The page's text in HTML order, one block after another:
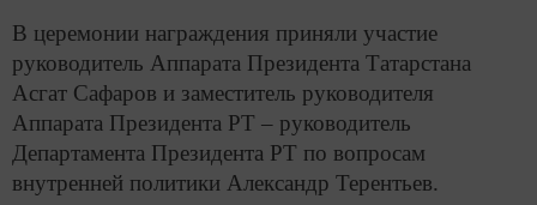
В церемонии награждения приняли участие
руководитель Аппарата Президента Татарстана
Асгат Сафаров и заместитель руководителя
Аппарата Президента РТ – руководитель
Департамента Президента РТ по вопросам
внутренней политики Александр Терентьев.